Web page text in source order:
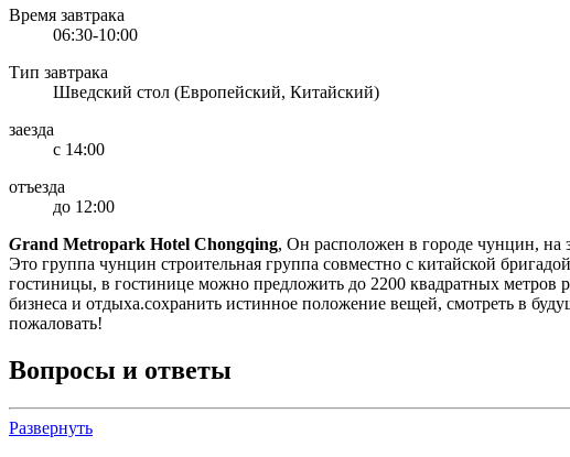
Время завтрака
06:30-10:00
Тип завтрака
Шведский стол (Европейский, Китайский)
заезда
с 14:00
отъезда
до 12:00
Grand Metropark Hotel Chongqing, Он расположен в городе чунцин, на
Это группа чунцин строительная группа совместно с китайской
гостиницы, в гостинице можно предложить до 2200 квадратных
бизнеса и отдыха.сохранить истинное положение вещей, смотреть в
пожаловать!
Вопросы и ответы
Развернуть